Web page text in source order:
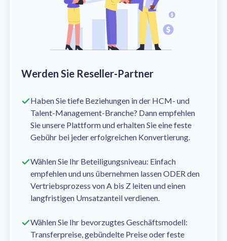
Werden Sie Reseller-Partner
Haben Sie tiefe Beziehungen in der HCM- und
Talent-Management-Branche? Dann empfehlen
Sie unsere Plattform und erhalten Sie eine feste
Gebühr bei jeder erfolgreichen Konvertierung.
Wählen Sie Ihr Beteiligungsniveau: Einfach
empfehlen und uns übernehmen lassen ODER den
Vertriebsprozess von A bis Z leiten und einen
langfristigen Umsatzanteil verdienen.
Wählen Sie Ihr bevorzugtes Geschäftsmodell:
Transferpreise, gebündelte Preise oder feste